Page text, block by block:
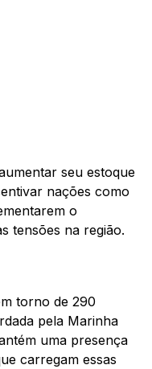
seu estoque
nações como
o
tensões na região.
torno de 290
pela Marinha
uma presença
carregam essas